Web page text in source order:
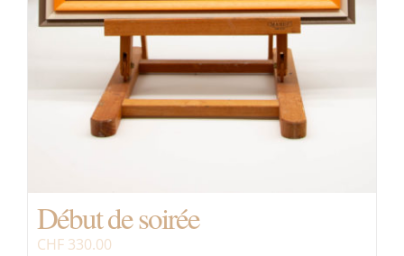
Début de soirée
CHF 330.00